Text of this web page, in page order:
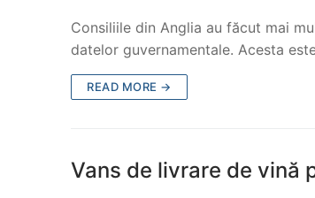
Consiliile din Anglia au făcut mai
datelor guvernamentale. Acesta
READ MORE →
Vans de livrare de vină